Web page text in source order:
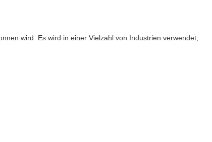
wird. Es wird in einer Vielzahl von Industrien verwendet,